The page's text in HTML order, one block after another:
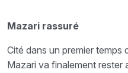
Mazari rassuré
Cité dans un premier temps
Mazari va finalement rester